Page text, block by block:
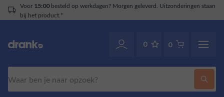
Voor 15:00besteld op werkdagen? Morgen geleverd. Uitzonderingen staan
bij het product.*
0 0